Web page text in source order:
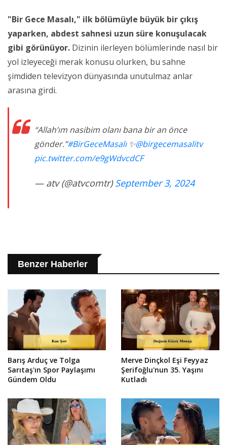
"Bir Gece Masalı," ilk bölümüyle büyük bir çıkış
yaparken, abdest sahnesi uzun süre konuşulacak
gibi görünüyor. Dizinin ilerleyen bölümlerinde nasıl bir
yol izleyeceği merak konusu olurken, bu sahne
şimdiden televizyon dünyasında unutulmaz anlar
arasına girdi.
“Allah’ım nasibim olanı bana bir an önce
gönder.”#BirGeceMasalı✨@birgecemasalitv
pic.twitter.com/e9gWdvcdCF
— atv (@atvcomtr)September 3, 2024
Benzer Haberler
Barış Arduç ve Tolga
Sarıtaş'ın Spor Paylaşımı
Gündem Oldu
Merve Dinçkol Eşi Feyyaz
Şerifoğlu'nun 35. Yaşını
Kutladı